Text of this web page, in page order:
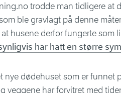
trodde man tidligere at
ble gravlagt på denne
husene derfor fungerte som
har hatt en større